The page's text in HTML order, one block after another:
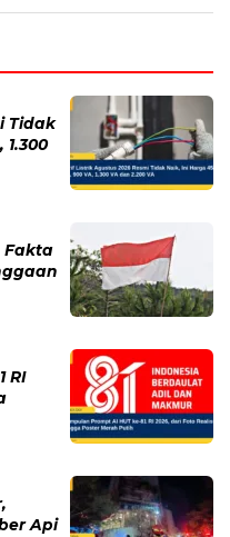
Tidak
1.300
Fakta
RI
Api